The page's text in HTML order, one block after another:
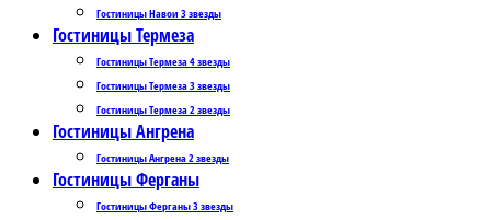
Гостиницы Навои 3 звезды
Гостиницы Термеза
Гостиницы Термеза 4 звезды
Гостиницы Термеза 3 звезды
Гостиницы Термеза 2 звезды
Гостиницы Ангрена
Гостиницы Ангрена 2 звезды
Гостиницы Ферганы
Гостиницы Ферганы 3 звезды